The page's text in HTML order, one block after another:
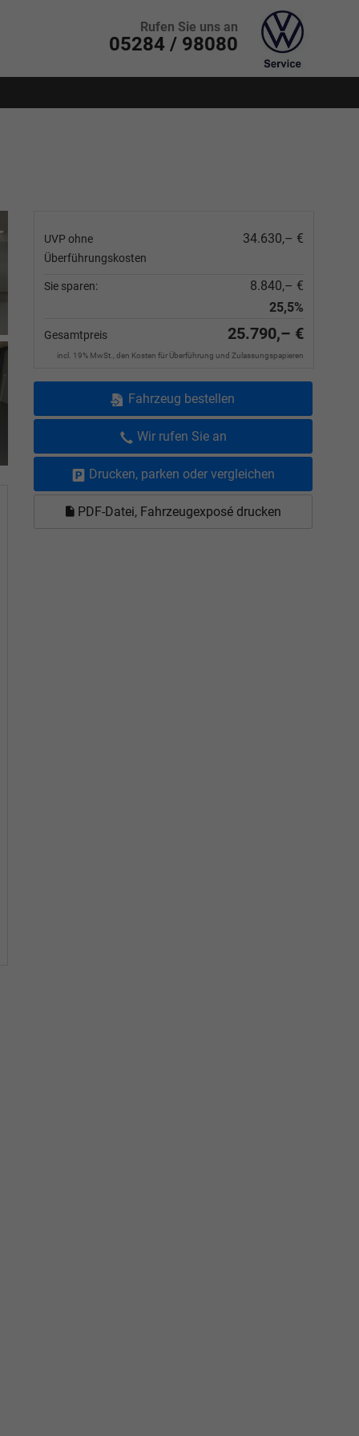
Rufen Sie uns an
05284 / 98080
UVP ohne
Überführungskosten
34.630,– €
Sie sparen:
8.840,– €
25,5%
Gesamtpreis 25.790,– €
incl. 19% MwSt., den Kosten für Überführung und Zulassungspapieren
Fahrzeug bestellen
Wir rufen Sie an
Drucken, parken oder vergleichen
PDF-Datei, Fahrzeugexposé drucken